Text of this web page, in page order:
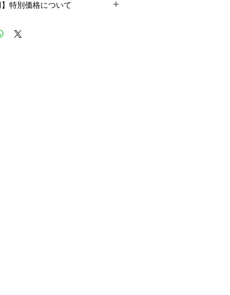
注文を頂いてからメーカー最新ロット
】特別価格について
ご選択ください